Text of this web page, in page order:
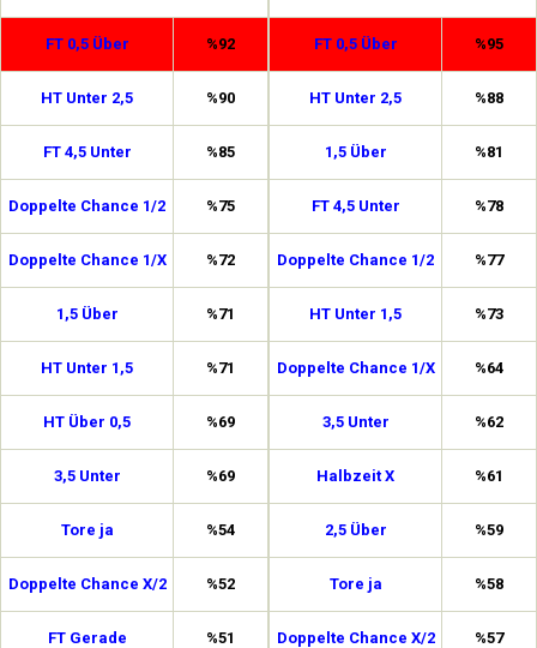
FT 0,5 Über %92
HT Unter 2,5 %90
FT 4,5 Unter %85
Doppelte Chance 1/2 %75
Doppelte Chance 1/X %72
1,5 Über %71
HT Unter 1,5 %71
HT Über 0,5 %69
3,5 Unter %69
Tore ja %54
Doppelte Chance X/2 %52
FT Gerade %51
FT 0,5 Über %95
HT Unter 2,5 %88
1,5 Über %81
FT 4,5 Unter %78
Doppelte Chance 1/2 %77
HT Unter 1,5 %73
Doppelte Chance 1/X %64
3,5 Unter %62
Halbzeit X %61
2,5 Über %59
Tore ja %58
Doppelte Chance X/2 %57